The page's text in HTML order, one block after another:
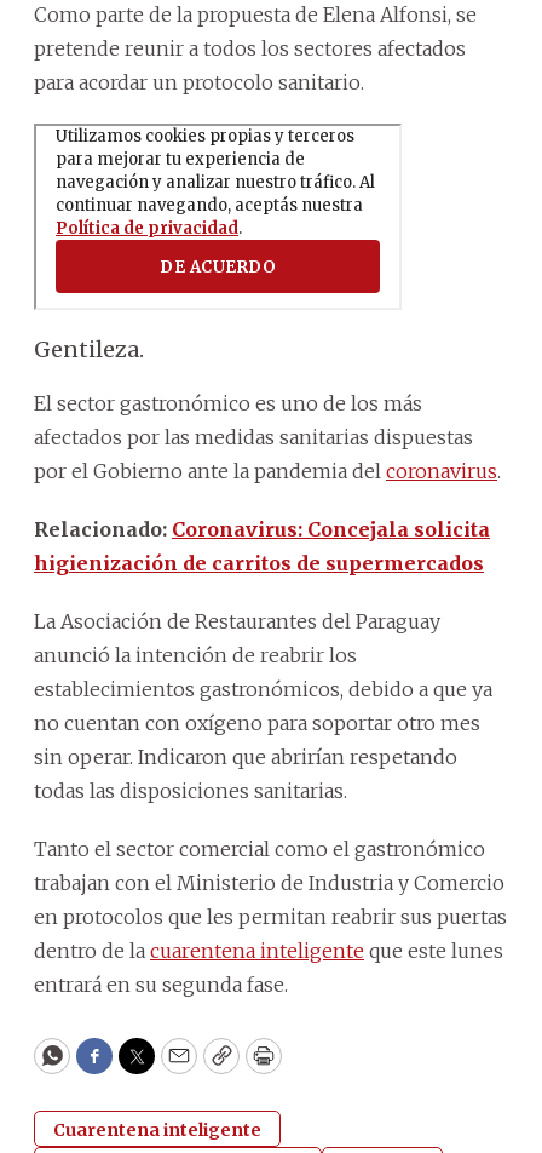
Como parte de la propuesta de Elena Alfonsi, se
pretende reunir a todos los sectores afectados
para acordar un protocolo sanitario.
Gentileza.
El sector gastronómico es uno de los más
afectados por las medidas sanitarias dispuestas
por el Gobierno ante la pandemia del coronavirus.
Relacionado: Coronavirus: Concejala solicita
higienización de carritos de supermercados
La Asociación de Restaurantes del Paraguay
anunció la intención de reabrir los
establecimientos gastronómicos, debido a que ya
no cuentan con oxígeno para soportar otro mes
sin operar. Indicaron que abrirían respetando
todas las disposiciones sanitarias.
Tanto el sector comercial como el gastronómico
trabajan con el Ministerio de Industria y Comercio
en protocolos que les permitan reabrir sus puertas
dentro de la cuarentena inteligente que este lunes
entrará en su segunda fase.
WhatsApp
Facebook
Twitter
EmailCopyPrint
Cuarentena inteligente